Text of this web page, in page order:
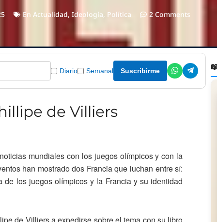
En Actualidad, Ideología, Política 2 Comments
Diario Semanal Suscribirme
de Villiers
mundiales con los juegos olímpicos y con la
han mostrado dos Francia que luchan entre sí:
los juegos olímpicos y la Francia y su identidad
de Villiers a expedirse sobre el tema con su libro